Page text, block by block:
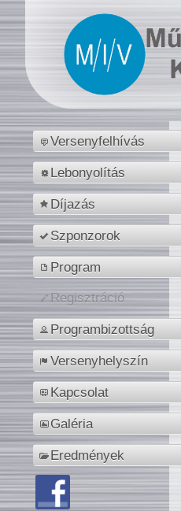
Versenyfelhívás
Lebonyolítás
Díjazás
Szponzorok
Program
Regisztráció
Programbizottság
Versenyhelyszín
Kapcsolat
Galéria
Eredmények